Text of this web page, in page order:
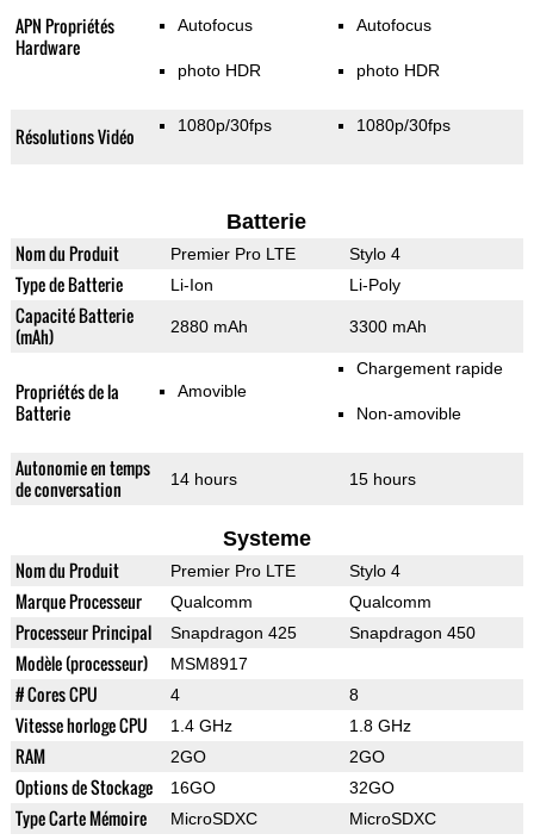
APN Propriétés
Hardware
Autofocus
photo HDR
Autofocus
photo HDR
Résolutions Vidéo 1080p/30fps 1080p/30fps
Batterie
Nom du Produit Premier Pro LTE Stylo 4
Type de Batterie Li-Ion Li-Poly
Capacité Batterie
(mAh)
2880 mAh 3300 mAh
Propriétés de la
Batterie
Amovible
Chargement rapide
Non-amovible
Autonomie en temps
de conversation
14 hours 15 hours
Systeme
Nom du Produit Premier Pro LTE Stylo 4
Marque Processeur Qualcomm Qualcomm
Processeur Principal Snapdragon 425 Snapdragon 450
Modèle (processeur) MSM8917
# Cores CPU 4 8
Vitesse horloge CPU 1.4 GHz 1.8 GHz
RAM 2GO 2GO
Options de Stockage 16GO 32GO
Type Carte Mémoire MicroSDXC MicroSDXC